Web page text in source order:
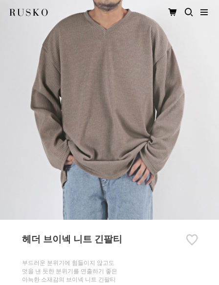
헤더 브이넥 니트 긴팔티
부드러운 분위기에 힘들이지 않고도
멋을 낸 듯한 분위기를 연출하기 좋은
아늑한 소재감의 브이넥 니트 긴팔티